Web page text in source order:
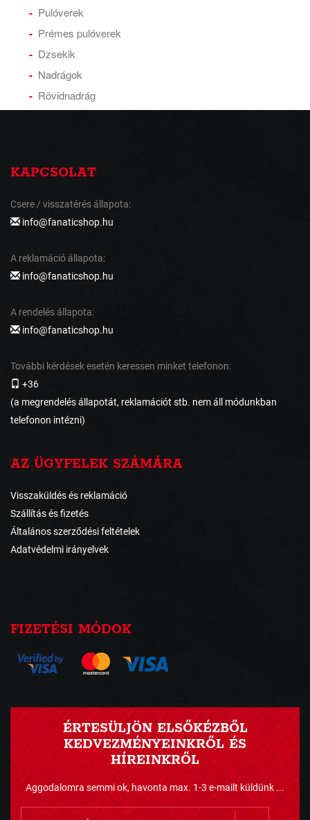
Pulóverek
Prémes pulóverek
Dzsekik
Nadrágok
Rövidnadrág
KAPCSOLAT
Csere / visszatérés állapota:
info@fanaticshop.hu
A reklamáció állapota:
info@fanaticshop.hu
A rendelés állapota:
info@fanaticshop.hu
További kérdések esetén keressen minket telefonon:
+36
(a megrendelés állapotát, reklamációt stb. nem áll módunkban
telefonon intézni)
AZ ÜGYFELEK SZÁMÁRA
Visszaküldés és reklamáció
Szállítás és fizetés
Általános szerződési feltételek
Adatvédelmi irányelvek
FIZETÉSI MÓDOK
ÉRTESÜLJÖN ELSŐKÉZBŐL
KEDVEZMÉNYEINKRŐL ÉS
HÍREINKRŐL
Aggodalomra semmi ok, havonta max. 1-3 e-mailt küldünk ...